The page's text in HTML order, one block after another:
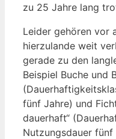
zu 25 Jahre lang
Leider gehören vor
hierzulande weit
gerade zu den
Beispiel Buche und
fünf Jahre) und
dauerhaft“
Nutzungsdauer fünf